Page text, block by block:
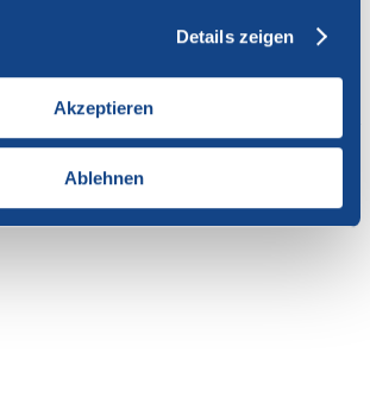
Details zeigen
Akzeptieren
Ablehnen
de SWISSCOFEL, vous pouvez vous
nom d'utilisateur et le mot de passe pour
cette page.
d'accès, vous pouvez demander par e-mail
ausecrétariat.